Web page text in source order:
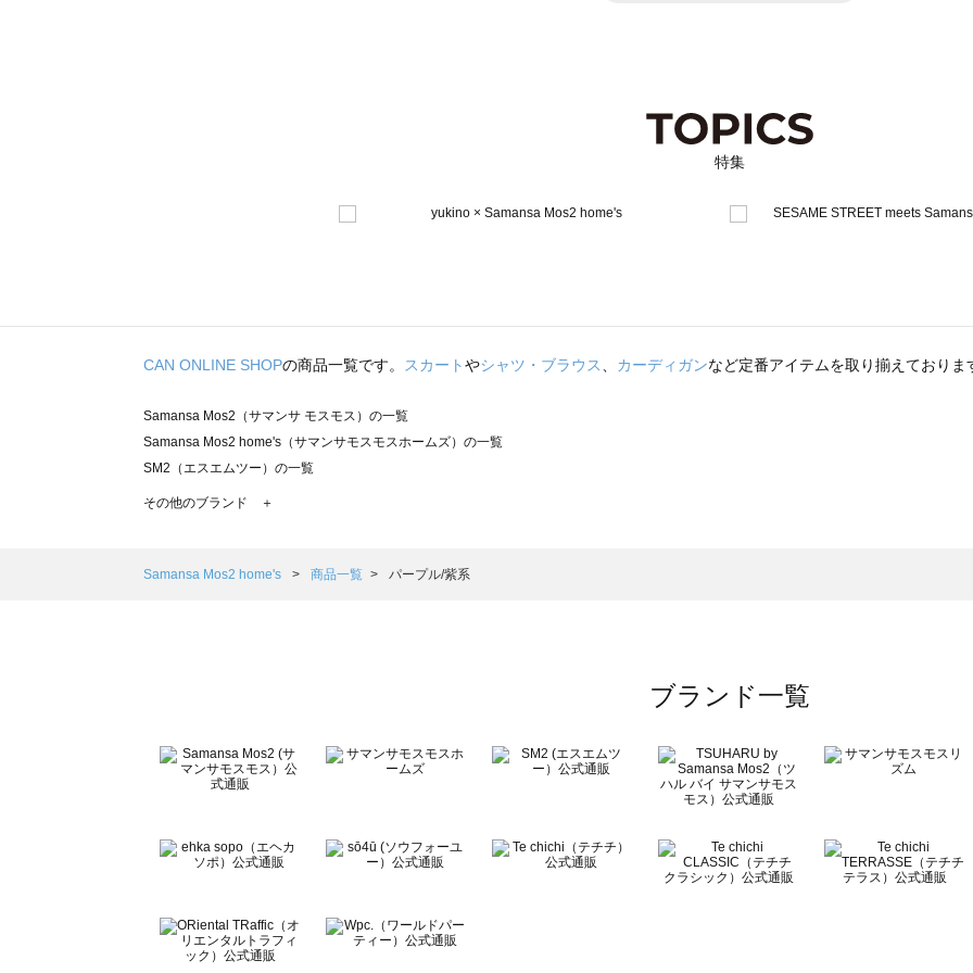
特集
CAN ONLINE SHOPの商品一覧です。 スカートやシャツ・ブラウス、 カーディガンなど定番アイテムを取り揃えておりま
Samansa Mos2（サマンサ モスモス）の一覧
Samansa Mos2 home's（サマンサモスモスホームズ）の一覧
SM2（エスエムツー）の一覧
TSUHARU by Samansa Mos2（ツハルバイサマンサモスモス）の一覧
Samansa Mos2 Lagom（サマンサモスモス ラーゴム）の一覧
BETTY'S BLUE（べティーズブルー）の一覧
Wpc.（ワールドパーティー）の一覧
その他のブランド ＋
Samansa Mos2 home's 商品一覧 パープル/紫系
ブランド一覧